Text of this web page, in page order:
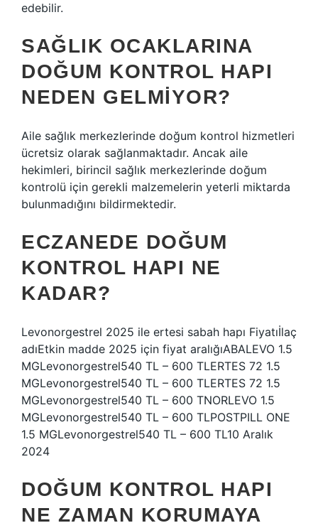
edebilir.
SAĞLIK OCAKLARINA
DOĞUM KONTROL HAPI
NEDEN GELMIYOR?
Aile sağlık merkezlerinde doğum kontrol hizmetleri
ücretsiz olarak sağlanmaktadır. Ancak aile
hekimleri, birincil sağlık merkezlerinde doğum
kontrolü için gerekli malzemelerin yeterli miktarda
bulunmadığını bildirmektedir.
ECZANEDE DOĞUM
KONTROL HAPI NE
KADAR?
Levonorgestrel 2025 ile ertesi sabah hapı Fiyatıİlaç
adıEtkin madde 2025 için fiyat aralığıABALEVO 1.5
MGLevonorgestrel540 TL – 600 TLERTES 72 1.5
MGLevonorgestrel540 TL – 600 TLERTES 72 1.5
MGLevonorgestrel540 TL – 600 TNORLEVO 1.5
MGLevonorgestrel540 TL – 600 TLPOSTPILL ONE
1.5 MGLevonorgestrel540 TL – 600 TL10 Aralık
2024
DOĞUM KONTROL HAPI
NE ZAMAN KORUMAYA